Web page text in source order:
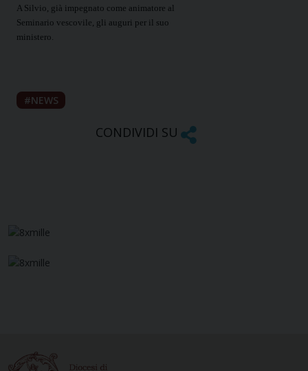
A Silvio, già impegnato come animatore al
Seminario vescovile, gli auguri per il suo
ministero.
NEWS
CONDIVIDI SU